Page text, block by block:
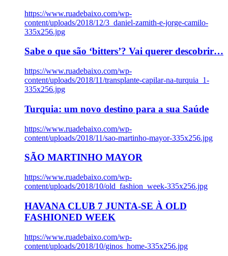
https://www.ruadebaixo.com/wp-
content/uploads/2018/12/3_daniel-zamith-e-jorge-camilo-
335x256.jpg
Sabe o que são ‘bitters’? Vai querer descobrir…
https://www.ruadebaixo.com/wp-
content/uploads/2018/11/transplante-capilar-na-turquia_1-
335x256.jpg
Turquia: um novo destino para a sua Saúde
https://www.ruadebaixo.com/wp-
content/uploads/2018/11/sao-martinho-mayor-335x256.jpg
SÃO MARTINHO MAYOR
https://www.ruadebaixo.com/wp-
content/uploads/2018/10/old_fashion_week-335x256.jpg
HAVANA CLUB 7 JUNTA-SE À OLD
FASHIONED WEEK
https://www.ruadebaixo.com/wp-
content/uploads/2018/10/ginos_home-335x256.jpg